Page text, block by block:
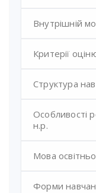
Внутрішній
Критерії
Структура
Особливості
н.р.
Мова
Форми